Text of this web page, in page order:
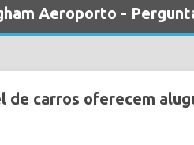
Aeroporto -
de carros oferecem